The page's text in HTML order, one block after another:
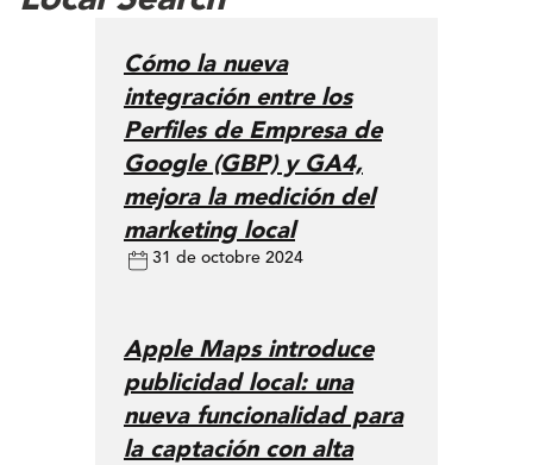
Cómo la nueva
integración entre los
Perfiles de Empresa de
Google (GBP) y GA4,
mejora la medición del
marketing local
31 de octobre 2024
Apple Maps introduce
publicidad local: una
nueva funcionalidad para
la captación con alta